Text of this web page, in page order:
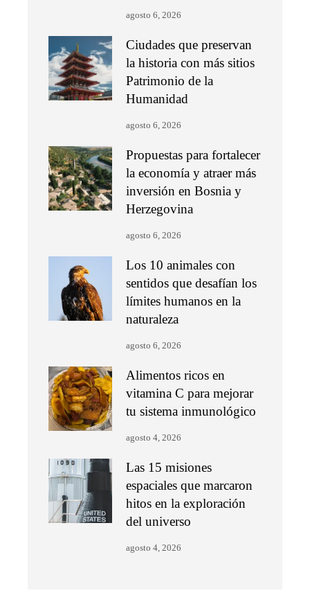
agosto 6, 2026
Ciudades que preservan
la historia con más sitios
Patrimonio de la
Humanidad
agosto 6, 2026
Propuestas para fortalecer
la economía y atraer más
inversión en Bosnia y
Herzegovina
agosto 6, 2026
Los 10 animales con
sentidos que desafían los
límites humanos en la
naturaleza
agosto 6, 2026
Alimentos ricos en
vitamina C para mejorar
tu sistema inmunológico
agosto 4, 2026
Las 15 misiones
espaciales que marcaron
hitos en la exploración
del universo
agosto 4, 2026